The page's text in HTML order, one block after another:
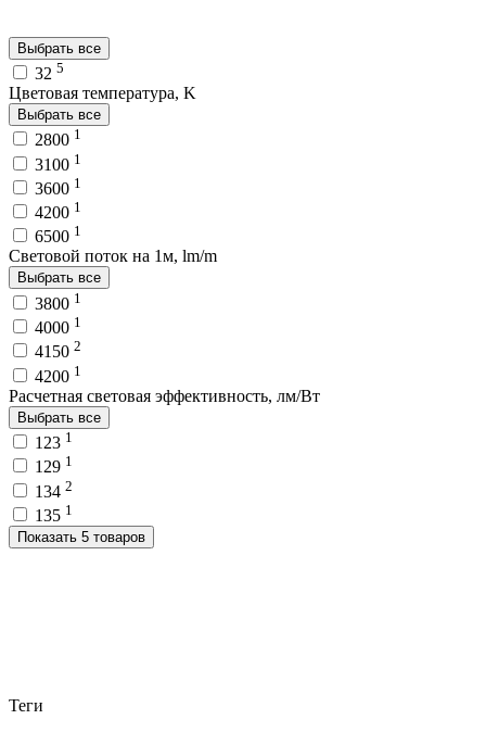
Выбрать все
32 5
Цветовая температура, K
Выбрать все
2800 1
3100 1
3600 1
4200 1
6500 1
Световой поток на 1м, lm/m
Выбрать все
3800 1
4000 1
4150 2
4200 1
Расчетная световая эффективность, лм/Вт
Выбрать все
123 1
129 1
134 2
135 1
Показать 5 товаров
Теги